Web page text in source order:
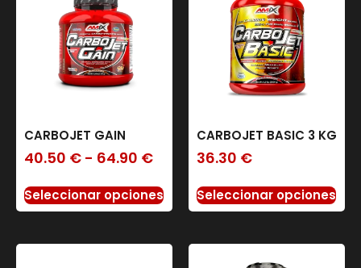
CARBOJET GAIN
40.50 € - 64.90 €
Seleccionar opciones
CARBOJET BASIC 3 KG
36.30 €
Seleccionar opciones